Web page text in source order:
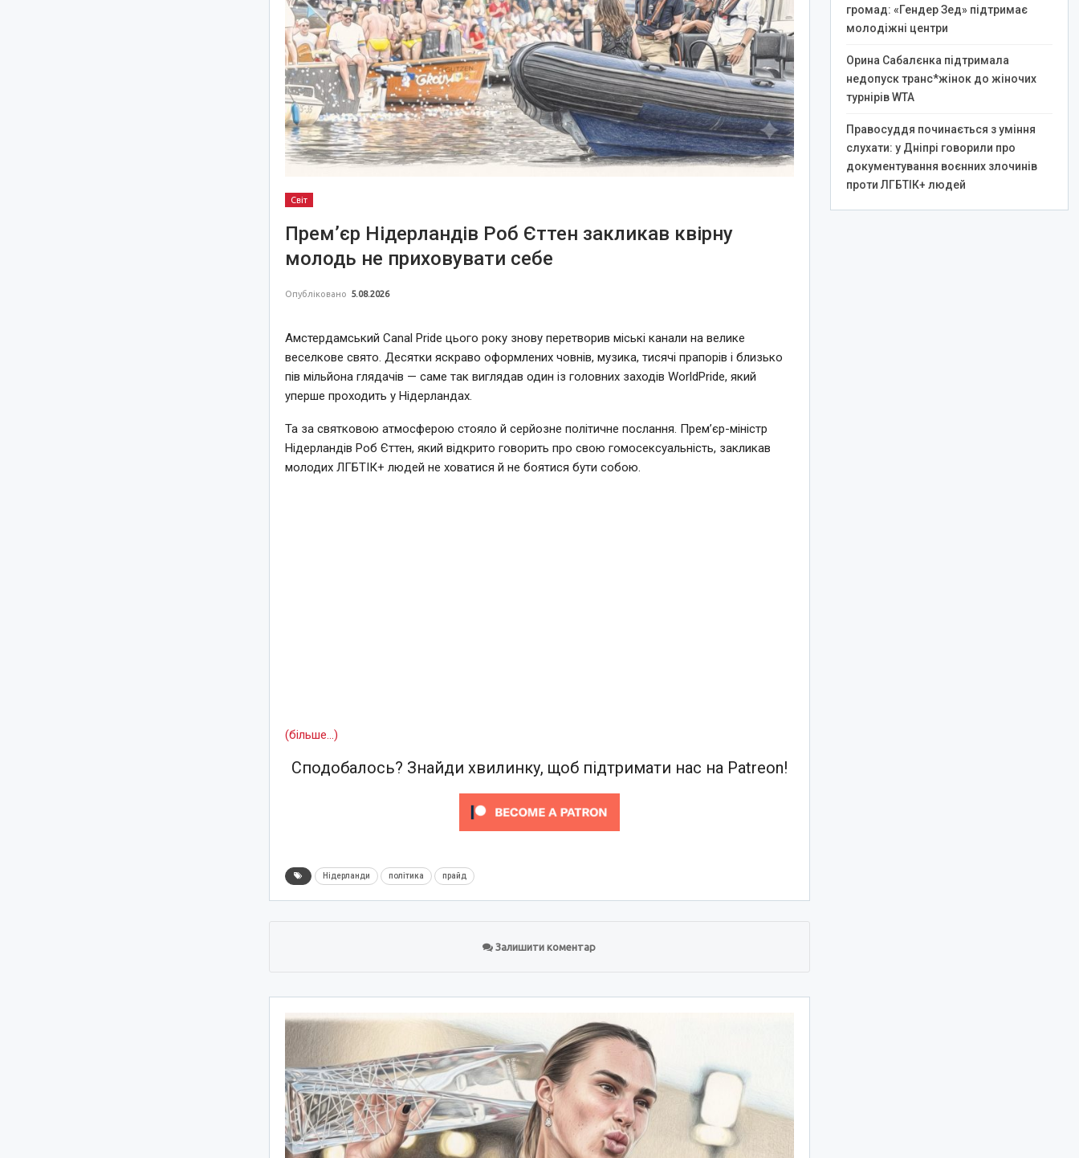
Світ
Прем’єр Нідерландів Роб Єттен закликав квірну
молодь не приховувати себе
Опубліковано 5.08.2026
Амстердамський Canal Pride цього року знову перетворив міські канали на велике
веселкове свято. Десятки яскраво оформлених човнів, музика, тисячі прапорів і близько
пів мільйона глядачів — саме так виглядав один із головних заходів WorldPride, який
уперше проходить у Нідерландах.
Та за святковою атмосферою стояло й серйозне політичне послання. Прем’єр-міністр
Нідерландів Роб Єттен, який відкрито говорить про свою гомосексуальність, закликав
молодих ЛГБТІК+ людей не ховатися й не боятися бути собою.
(більше…)
Сподобалось? Знайди хвилинку, щоб підтримати нас на Patreon!
Нідерланди політика прайд
Залишити коментар
громад: «Гендер Зед» підтримає
молодіжні центри
Орина Сабалєнка підтримала
недопуск транс*жінок до жіночих
турнірів WTA
Правосуддя починається з уміння
слухати: у Дніпрі говорили про
документування воєнних злочинів
проти ЛГБТІК+ людей